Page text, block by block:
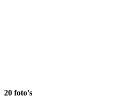
20 foto's